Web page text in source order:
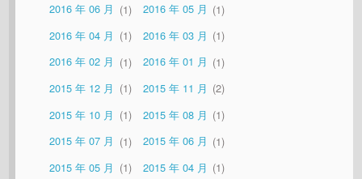
2016 年 06 月
1 2016 年 05 月
1
2016 年 04 月
1 2016 年 03 月
1
2016 年 02 月
1 2016 年 01 月
1
2015 年 12 月
1 2015 年 11 月
2
2015 年 10 月
1 2015 年 08 月
1
2015 年 07 月
1 2015 年 06 月
1
2015 年 05 月
1 2015 年 04 月
1